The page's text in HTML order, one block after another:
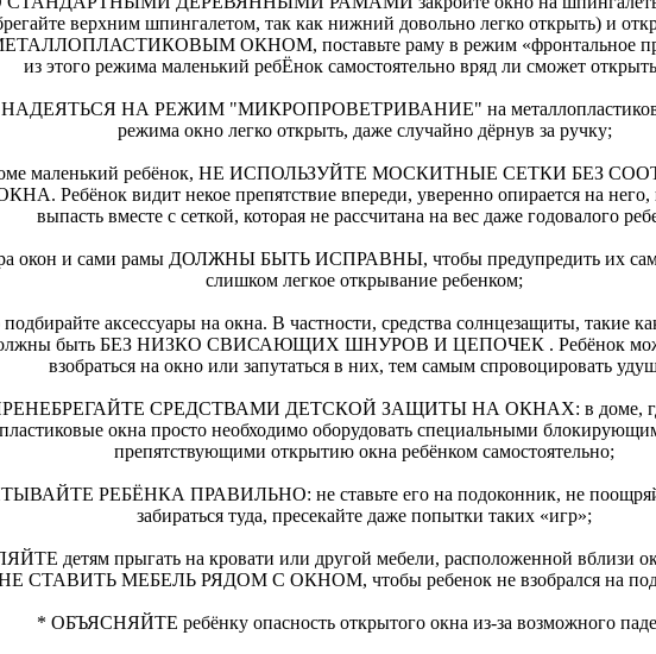
верхним шпингалетом, так как нижний довольно легко открыть) и
ОКНОМ, поставьте раму в режим «фронтальное
из этого режима маленький ребЁнок самостоятельно вряд ли сможет
НА РЕЖИМ "МИКРОПРОВЕТРИВАНИЕ" на
режима окно легко открыть, даже случайно дёрнув за ручку;
маленький ребёнок, НЕ ИСПОЛЬЗУЙТЕ МОСКИТНЫЕ СЕТКИ БЕЗ
Ребёнок видит некое препятствие впереди, уверенно опирается на него,
выпасть вместе с сеткой, которая не рассчитана на вес даже годовалого
окон и сами рамы ДОЛЖНЫ БЫТЬ ИСПРАВНЫ, чтобы предупредить их
слишком легкое открывание ребенком;
аксессуары на окна. В частности, средства солнцезащиты, такие
быть БЕЗ НИЗКО СВИСАЮЩИХ ШНУРОВ И ЦЕПОЧЕК . Ребёнок
взобраться на окно или запутаться в них, тем самым спровоцировать
СРЕДСТВАМИ ДЕТСКОЙ ЗАЩИТЫ НА ОКНАХ: в доме, где
окна просто необходимо оборудовать специальными
препятствующими открытию окна ребёнком самостоятельно;
РЕБЁНКА ПРАВИЛЬНО: не ставьте его на подоконник, не
забираться туда, пресекайте даже попытки таких «игр»;
детям прыгать на кровати или другой мебели, расположенной
СТАВИТЬ МЕБЕЛЬ РЯДОМ С ОКНОМ, чтобы ребенок не взобрался на
* ОБЪЯСНЯЙТЕ ребёнку опасность открытого окна из-за возможного